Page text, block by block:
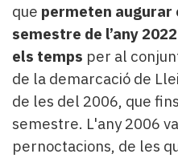
que permeten
semestre de l’any
els temps per al
de la demarcació de
de les del 2006, que
semestre. L'any 2006
pernoctacions, de les